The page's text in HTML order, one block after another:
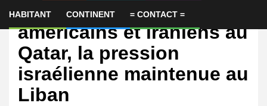
HABITANT CONTINENT = CONTACT =
Les émissaires
américains et iraniens au
Qatar, la pression
israélienne maintenue au
Liban